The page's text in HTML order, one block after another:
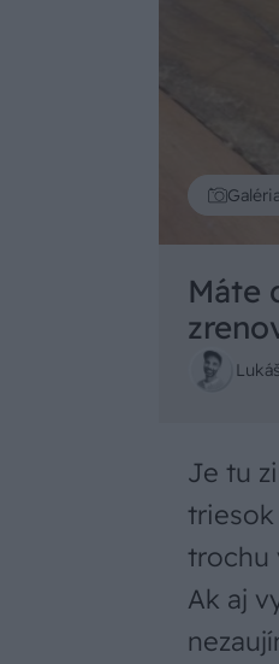
Máte
Je tu
triesok
trochu
Ak aj